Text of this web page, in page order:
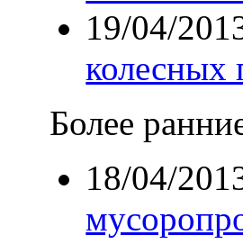
19/04/
колесных
Более
18/04/